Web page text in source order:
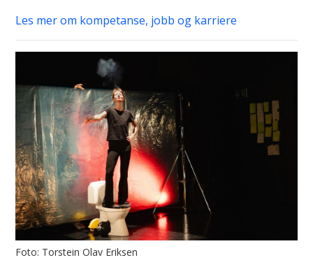
Les mer om kompetanse, jobb og karriere
Foto: Torstein Olav Eriksen